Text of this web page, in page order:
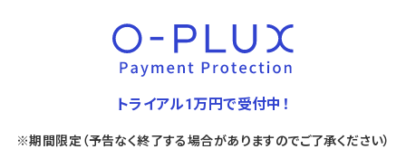
トライアル1万円で受付中！
※期間限定（予告なく終了する場合がありますのでご了承ください）